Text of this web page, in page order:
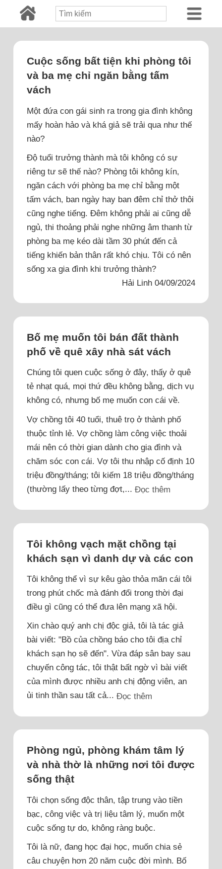
Cuộc sống bất tiện khi phòng tôi
và ba mẹ chỉ ngăn bằng tấm
vách
Một đứa con gái sinh ra trong gia đình không
mấy hoàn hảo và khá giả sẽ trải qua như thế
nào?
Độ tuổi trưởng thành mà tôi không có sự
riêng tư sẽ thế nào? Phòng tôi không kín,
ngăn cách với phòng ba mẹ chỉ bằng một
tấm vách, ban ngày hay ban đêm chỉ thở thôi
cũng nghe tiếng. Đêm không phải ai cũng dễ
ngủ, thi thoảng phải nghe những âm thanh từ
phòng ba mẹ kéo dài tầm 30 phút đến cả
tiếng khiến bản thân rất khó chịu. Tôi có nên
sống xa gia đình khi trưởng thành?
Hải Linh 04/09/2024
Bố mẹ muốn tôi bán đất thành
phố về quê xây nhà sát vách
Chúng tôi quen cuộc sống ở đây, thấy ở quê
tẻ nhạt quá, mọi thứ đều không bằng, dịch vụ
không có, nhưng bố mẹ muốn con cái về.
Vợ chồng tôi 40 tuổi, thuê trọ ở thành phố
thuộc tỉnh lẻ. Vợ chồng làm công việc thoải
mái nên có thời gian dành cho gia đình và
chăm sóc con cái. Vợ tôi thu nhập cố định 10
triệu đồng/tháng; tôi kiếm 18 triệu đồng/tháng
(thường lấy theo từng đợt,... Đọc thêm
Tôi không vạch mặt chồng tại
khách sạn vì danh dự và các con
Tôi không thể vì sự kêu gào thỏa mãn cái tôi
trong phút chốc mà đánh đổi trong thời đại
điều gì cũng có thể đưa lên mạng xã hội.
Xin chào quý anh chị độc giả, tôi là tác giả
bài viết: "Bồ của chồng báo cho tôi địa chỉ
khách sạn họ sẽ đến". Vừa đáp sân bay sau
chuyến công tác, tôi thật bất ngờ vì bài viết
của mình được nhiều anh chị động viên, an
ủi tinh thần sau tất cả... Đọc thêm
Phòng ngủ, phòng khám tâm lý
và nhà thờ là những nơi tôi được
sống thật
Tôi chọn sống độc thân, tập trung vào tiền
bạc, công việc và trị liệu tâm lý, muốn một
cuộc sống tự do, không ràng buộc.
Tôi là nữ, đang học đại học, muốn chia sẻ
câu chuyện hơn 20 năm cuộc đời mình. Bố